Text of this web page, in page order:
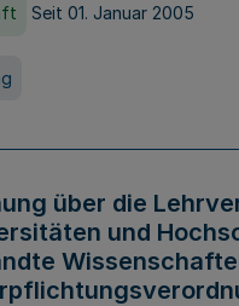
Seit 01. Januar 2005
über die
und